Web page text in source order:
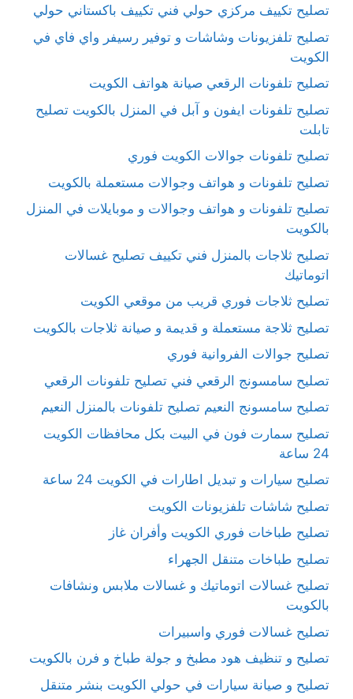
تصليح تكييف مركزي حولي فني تكييف باكستاني حولي
تصليح تلفزيونات وشاشات و توفير رسيفر واي فاي في
الكويت
تصليح تلفونات الرقعي صيانة هواتف الكويت
تصليح تلفونات ايفون و آبل في المنزل بالكويت تصليح
تابلت
تصليح تلفونات جوالات الكويت فوري
تصليح تلفونات و هواتف وجوالات مستعملة بالكويت
تصليح تلفونات و هواتف وجوالات و موبايلات في المنزل
بالكويت
تصليح ثلاجات بالمنزل فني تكييف تصليح غسالات
اتوماتيك
تصليح ثلاجات فوري قريب من موقعي الكويت
تصليح ثلاجة مستعملة و قديمة و صيانة ثلاجات بالكويت
تصليح جوالات الفروانية فوري
تصليح سامسونج الرقعي فني تصليح تلفونات الرقعي
تصليح سامسونج النعيم تصليح تلفونات بالمنزل النعيم
تصليح سمارت فون في البيت بكل محافظات الكويت
24 ساعة
تصليح سيارات و تبديل اطارات في الكويت 24 ساعة
تصليح شاشات تلفزيونات الكويت
تصليح طباخات فوري الكويت وأفران غاز
تصليح طباخات متنقل الجهراء
تصليح غسالات اتوماتيك و غسالات ملابس ونشافات
بالكويت
تصليح غسالات فوري واسبيرات
تصليح و تنظيف هود مطبخ و جولة طباخ و فرن بالكويت
تصليح و صيانة سيارات في حولي الكويت بنشر متنقل